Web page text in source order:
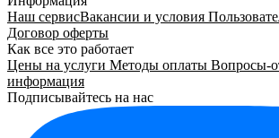
Наш сервисВакансии и условия
Договор оферты
Как все это работает
Цены на услуги Методы оплаты Вопросы-
информация
Подписывайтесь на нас